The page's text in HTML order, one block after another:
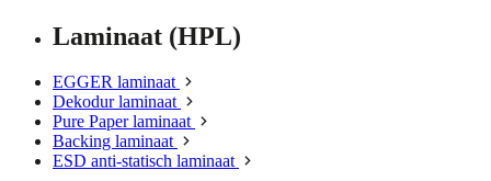
Laminaat (HPL)
EGGER laminaat
Dekodur laminaat
Pure Paper laminaat
Backing laminaat
ESD anti-statisch laminaat